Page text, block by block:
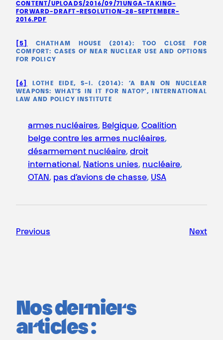
CONTENT/UPLOADS/2016/09/71UNGA-TAKING-
FORWARD-DRAFT-RESOLUTION-28-SEPTEMBER-
2016.PDF
[5]
CHATHAM HOUSE (2014): TOO CLOSE FOR
COMFORT: CASES OF NEAR NUCLEAR USE AND OPTIONS
FOR POLICY
[6]
LOTHE EIDE, S-I. (2014): ‘A BAN ON NUCLEAR
WEAPONS: WHAT’S IN IT FOR NATO?’, INTERNATIONAL
LAW AND POLICY INSTITUTE
armes nucléaires, Belgique, Coalition
belge contre les armes nucléaires
désarmement nucléaire, droit
international, Nations unies, nucléaire
OTAN, pas d’avions de chasse, USA
Previous Next
Nos derniers
articles :